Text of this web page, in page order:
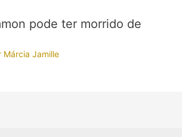
pode ter morrido de
Márcia Jamille